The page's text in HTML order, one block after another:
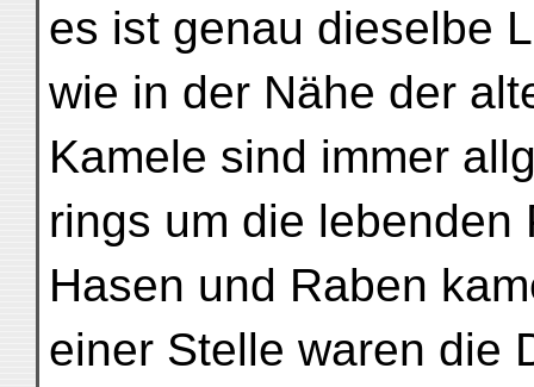
es ist genau dieselbe
wie in der Nähe der
Kamele sind immer
rings um die lebenden
Hasen und Raben
einer Stelle waren die